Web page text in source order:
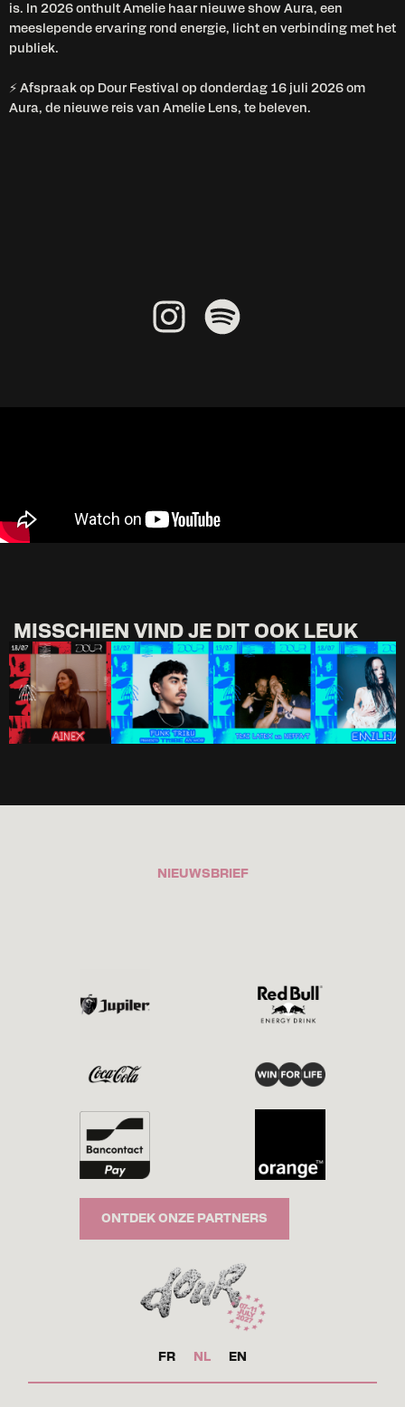
is. In 2026 onthult Amelie haar nieuwe show Aura, een
meeslepende ervaring rond energie, licht en verbinding met het
publiek.
⚡ Afspraak op Dour Festival op donderdag 16 juli 2026 om
Aura, de nieuwe reis van Amelie Lens, te beleven.
MISSCHIEN VIND JE DIT OOK LEUK
NIEUWSBRIEF
ONTDEK ONZE PARTNERS
FR NL EN